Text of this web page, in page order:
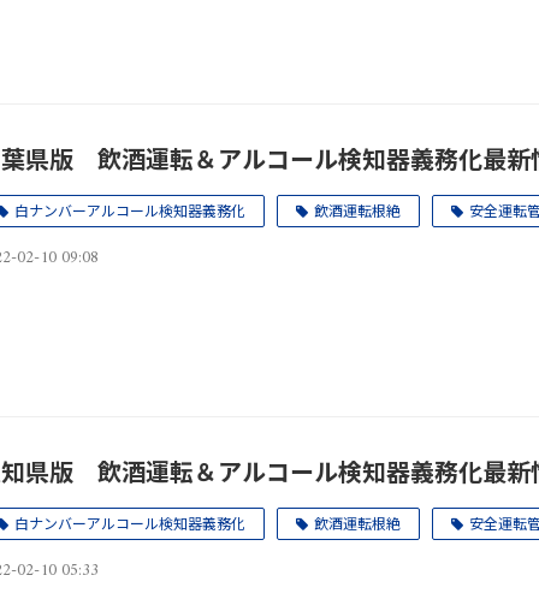
県版 飲酒運転＆アルコール検知器義務化最新
白ナンバーアルコール検知器義務化 飲酒運転根絶 安全運転
02-10 09:08
県版 飲酒運転＆アルコール検知器義務化最新
白ナンバーアルコール検知器義務化 飲酒運転根絶 安全運転
02-10 05:33